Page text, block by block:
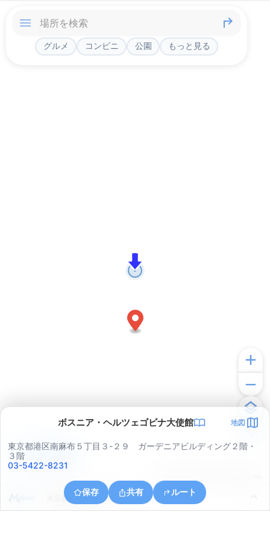
グルメ コンビニ 公園 もっと見る
ボスニア・ヘルツェゴビナ大使館 地図
東京都港区南麻布５丁目３-２９ ガーデニアビルディング２階・
３階
03-5422-8231
保存 共有 ルート
東京都港区南青山１丁目１２
アプリで見る